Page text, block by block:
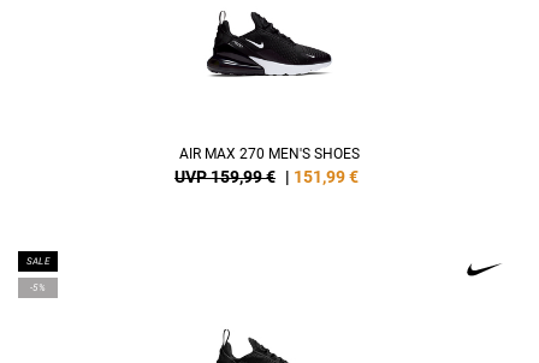
AIR MAX 270 MEN'S SHOES
UVP 159,99 € | 151,99€
SALE
-5%